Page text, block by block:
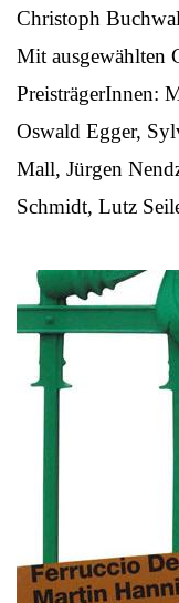
Christoph
Mit ausgewählten
PreisträgerInnen:
Oswald Egger,
Mall, Jürgen
Schmidt, Lutz